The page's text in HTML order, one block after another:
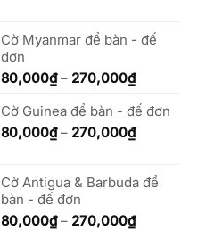
80,000₫
270,000₫
Cờ Myanmar để bàn - đế
đơn
80,000₫ – 270,000₫Khoảng
từ
80,000₫
đến
Cờ Guinea để bàn - đế đơn
80,000₫ – 270,000₫Khoảng
80,000₫
270,000₫
Cờ Antigua & Barbuda để
bàn - đế đơn
80,000₫ – 270,000₫Khoảng